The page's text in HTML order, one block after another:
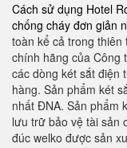
Cách sử dụng Hotel
chống cháy đơn giản
toàn kể cả trong
chính hãng của Công
các dòng két sắt điện
hàng. Sản phẩm két
nhất ĐNA. Sản phẩm
lưu trữ bảo vệ tài sản
đúc welko được sản